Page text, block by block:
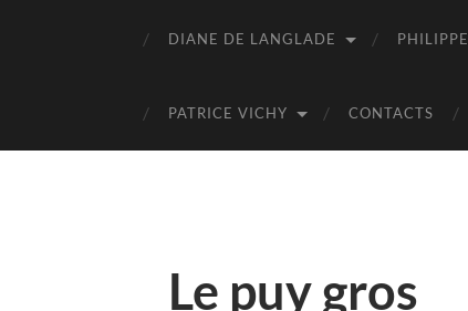
DIANE DE LANGLADE
PATRICE VICHY CONTACTS
Le puy gros